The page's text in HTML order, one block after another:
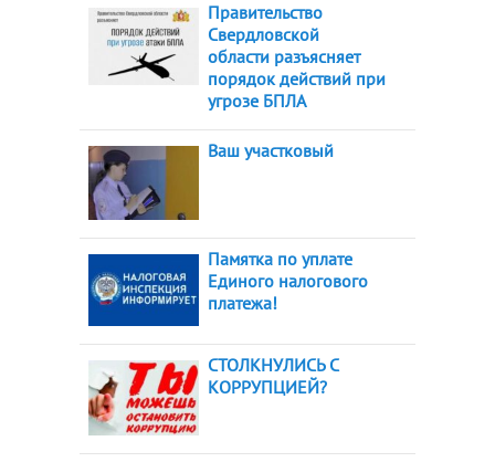
Правительство
Свердловской
области разъясняет
порядок действий при
угрозе БПЛА
Ваш участковый
Памятка по уплате
Единого налогового
платежа!
СТОЛКНУЛИСЬ С
КОРРУПЦИЕЙ?